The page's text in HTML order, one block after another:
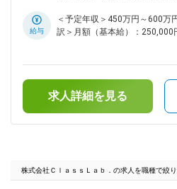
大中です。 変更の範囲：
らのトスアップになるためク
当者が取得するためご提案のみお任せ ■仕事の
します。 ▼契約サービスの確
のため、ウォーターサーバー
指します。 ■入社後の流れ ▼座学研修（1週間程度） 入社した
ら、まずは座学にて業務に必
はリーダー候補での採用とな
るマネージャーへ頑張り次第
給与
＜予定年収＞450万円～600万
訳＞月額（基本給）：
＜給与補足＞※固定残業超過
給予定の賞与含めた金額■昇給
（3・7・11月）賃金はあくま
求人詳細を見る
株式会社ＣｌａｓｓＬａｂ．の求人を職種で絞